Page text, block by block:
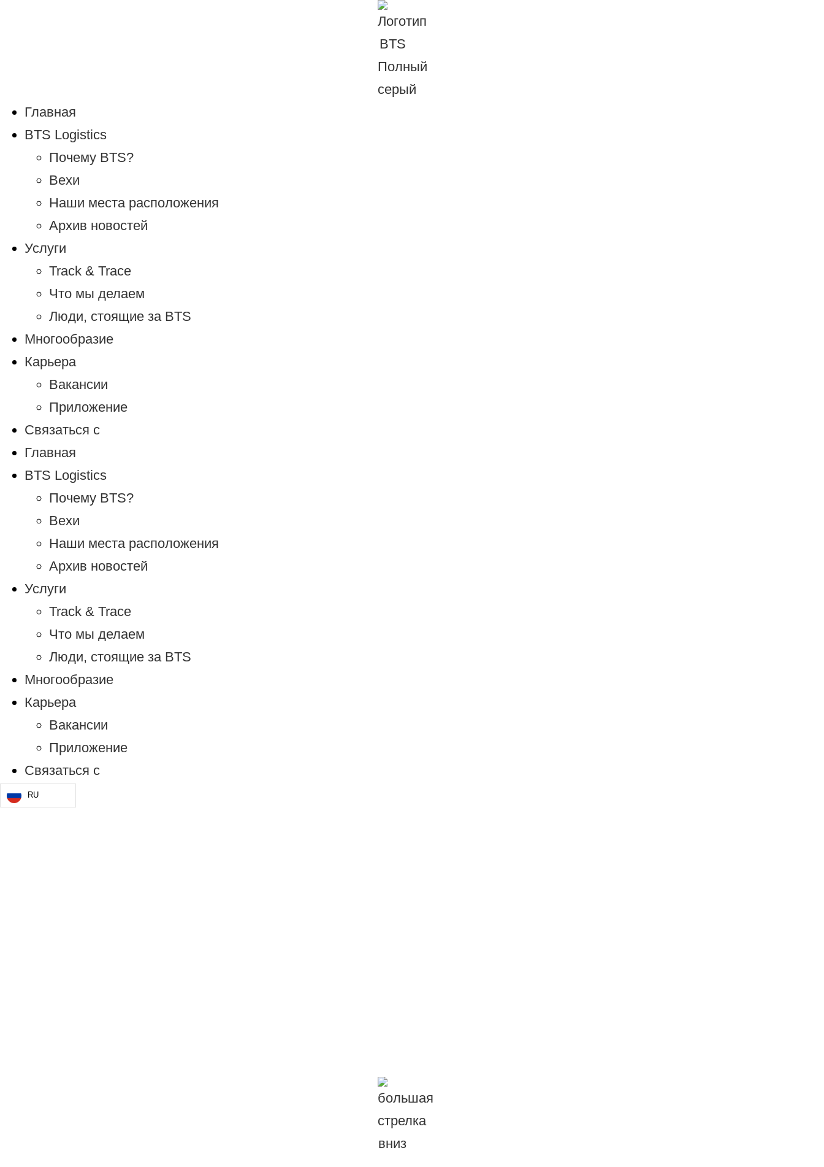
Главная
BTS Logistics
Почему BTS?
Вехи
Наши места расположения
Архив новостей
Услуги
Track & Trace
Что мы делаем
Люди, стоящие за BTS
Многообразие
Карьера
Вакансии
Приложение
Связаться с
Главная
BTS Logistics
Почему BTS?
Вехи
Наши места расположения
Архив новостей
Услуги
Track & Trace
Что мы делаем
Люди, стоящие за BTS
Многообразие
Карьера
Вакансии
Приложение
Связаться с
RU